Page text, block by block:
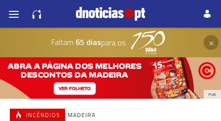
Faltam 65 diaspara os ×
PUB
INCÊNDIOS MADEIRA